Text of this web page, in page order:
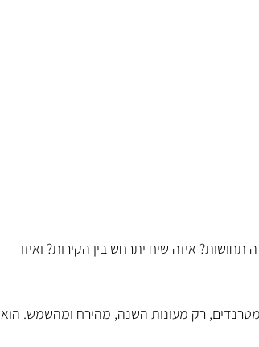
איזה שיח יתרחש בין הקירות? ואיזו
רק מעונות השנה, מהירח ומהשמש. הוא